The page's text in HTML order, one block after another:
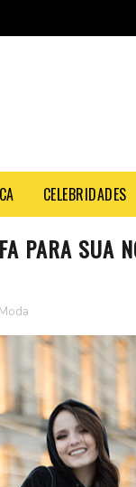
CELEBRIDADES
PARA SUA
Moda